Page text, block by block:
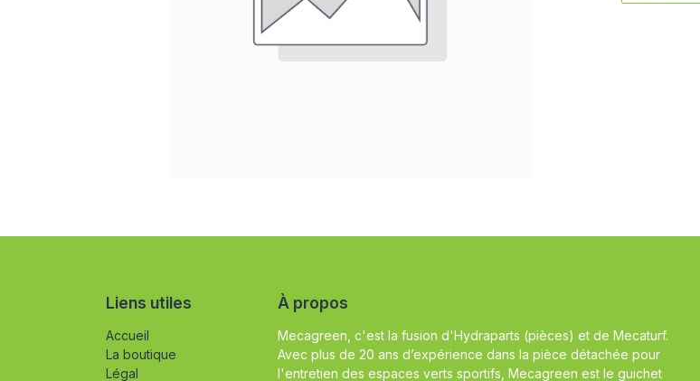
Liens utiles
Accueil
La boutique
Légal
À propos
Mecagreen, c'est la fusion d'Hydraparts (pièces) et de Mecaturf.
Avec plus de 20 ans d’expérience dans la pièce détachée pour
l'entretien des espaces verts sportifs, Mecagreen est le guichet